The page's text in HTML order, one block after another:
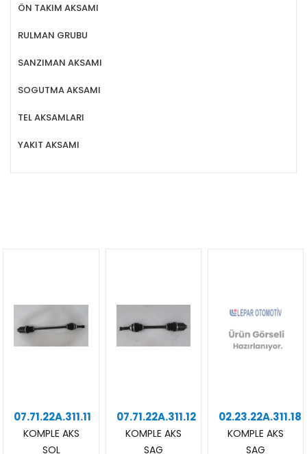
ÖN TAKIM AKSAMI
RULMAN GRUBU
SANZIMAN AKSAMI
SOGUTMA AKSAMI
TEL AKSAMLARI
YAKIT AKSAMI
07.71.22A.311.11
KOMPLE AKS
SOL
07.71.22A.311.12
KOMPLE AKS
SAG
02.23.22A.311.18
KOMPLE AKS
SAG